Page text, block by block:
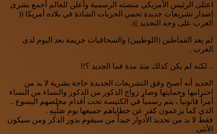
اعتلى الرئيس الأمريكي منصته الرسمية وأعلن للعالم أجمع بشرى
إصدار تشريعات جديدة تحمي الحريات الشاذة في بلاده أمريكا ((
الغرب على وجه التحديد )).
لم يعد القماطين (اللوطيين) والسحاقيات جريمة بعد اليوم لدى
الغرب .
.. لكنه لم يكن كذلك منذ مدة فما الجديد ؟!!
الجديد أنه أصبح وفق التشريعات الجديدة حاجة بشرية ﻻ بد من
احترامها وحمايتها وصار زواج الذكور من الذكور والنساء من النساء
أمراً قانونياً ، يتم رسمياً في الكنيسة تحت أقدام مخلصهم اليسوع ..
الذي كما يزعمون كفر عن خطاياهم جميعها يوم صَلْبِهِ .
فقط ﻻ بد من تحديد الأدوار جيداً من سيقوم بدور الذكر ومن سيكون
الأنثى